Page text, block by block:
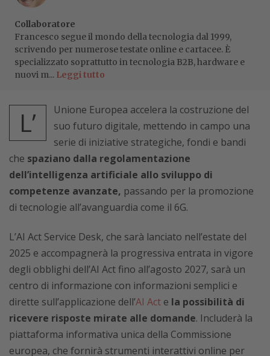
Collaboratore
Francesco segue il mondo della tecnologia dal 1999,
scrivendo per numerose testate online e cartacee. È
specializzato soprattutto in tecnologia B2B, hardware e
nuovi m... Leggi tutto
L’
Unione Europea accelera la costruzione del
suo futuro digitale, mettendo in campo una
serie di iniziative strategiche, fondi e bandi
che spaziano dalla regolamentazione
dell’intelligenza artificiale allo sviluppo di
competenze avanzate, passando per la promozione
di tecnologie all’avanguardia come il 6G.
L’AI Act Service Desk, che sarà lanciato nell’estate del
2025 e accompagnerà la progressiva entrata in vigore
degli obblighi dell’AI Act fino all’agosto 2027, sarà un
centro di informazione con informazioni semplici e
dirette sull’applicazione dell’AI Act e la possibilità di
ricevere risposte mirate alle domande. Includerà la
piattaforma informativa unica della Commissione
europea, che fornirà strumenti interattivi online per